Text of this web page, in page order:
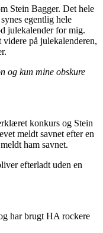
Stein Bagger. Det hele
egentlig hele
julekalender for mig.
på julekalenderen,
og kun mine obskure
konkurs og Stein
meldt savnet efter en
ham savnet.
efterladt uden en
har brugt HA rockere